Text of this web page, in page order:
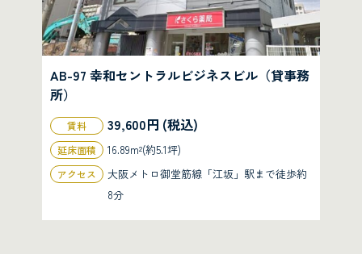
AB-97 幸和セントラルビジネスビル（貸事務
所）
賃料 39,600円 (税込)
延床面積 16.89m²(約5.1坪)
アクセス
大阪メトロ御堂筋線「江坂」駅まで徒歩約
8分